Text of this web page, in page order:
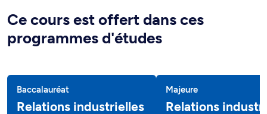
Ce cours est offert dans ces
programmes d'études
Baccalauréat
Relations industrielles
Majeure
Relations